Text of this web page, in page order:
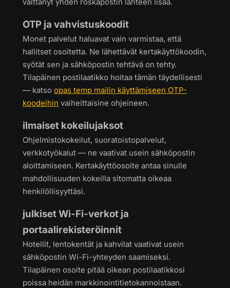
OTP ja vahvistuskoodit
Monet palvelut haluavat vain varmistaa, että
hallitset osoitetta. Ne lähettävät kertakäyttökoodin,
syötät sen ja sähköpostin tehtävä on tehty.
Tilapäinen postilaatikko hoitaa tämän täydellisesti
— katso opas temp mailin käyttämiseen OTP-
koodeihin vaiheittaisine ohjeineen.
ilmaiset kokeilujaksot
Ohjelmistokokeilut, suoratoistopalvelut,
verkkotyökalut — ne vaativat usein sähköpostin
aloittamiseen. Kertakäyttöosoite antaa sinulle
mahdollisuuden kokeilla sitomatta oikeaa
henkilöllisyyttäsi.
julkiset Wi-Fi-verkot ja
portaalirekisteröinnit
Hotellit, lentokentät ja kahvilat vaativat usein
sähköpostin Wi-Fi-yhteyden saamiseksi.
Tilapäinen osoite pitää oikean postilaatikkosi
poissa heidän markkinointitietokannoistaan.